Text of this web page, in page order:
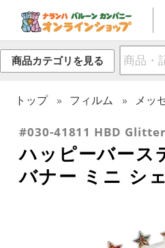
商品カテゴリを見る
トップ フィルム メッ
#030-41811 HBD
ハッピーバース
バナー ミニ シ